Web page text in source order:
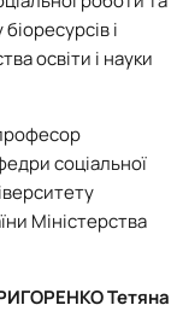
і
освіти і науки
соціальної
Міністерства
Тетяна